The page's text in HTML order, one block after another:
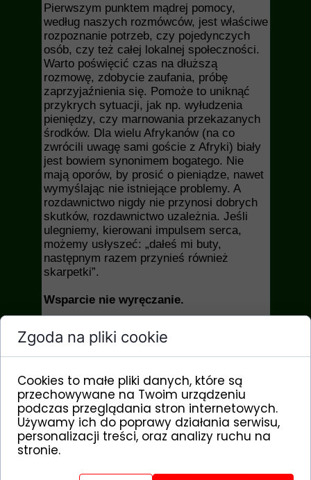
Pierwszym punktem mądrej pomocy,
według naszych rozmówców, jest właściwe
rozpoznanie potrzeb, czy pojedynczych
osób, czy też całej lokalnej społeczności.
Warto poświęcić czas na dłuższą
rozmowę, zdobycie zaufania, próbę
zaprzyjaźnienia się. Pomoże to uniknąć
przykrych sytuacji, jak np. wyłudzenia
pieniędzy, czy marnowania przekazanych
środków. Dla wielu Afrykanów (na co
zwrócili uwagę sami goście z Afryki) biały
jest bowiem synonimem bogatego. Nie
mają oporów, by prosić o pieniądze, nawet
wymyślając nie istniejące problemy. A
rozdawnictwo nigdy nie przynosi dobrych
skutków, rozdawnictwo uzależnia. Jeśli
ulegniemy, kierowani impulsem serca,
możemy usłyszeć: „dałeś mi buty,
następnym razem przynieś również
skarpetki”.
Wsparcie nie wyręczanie.
To kolejny, ważny punkt w drodze do
mądrego pomagania. Skuteczność naszej
pomocy uzależniona jest od
również samych beneficjentów w realizację
wspólnego celu. Mądra pomoc, która
zaprocentuje w przyszłości oparta jest na
współpracy. Jeśli beneficjenci pomocy
poczują współodpowiedzialność za
powodzenie projektu to szanse na jego
Zgoda na pliki cookie
Cookies to małe pliki danych, które są
przechowywane na Twoim urządzeniu
podczas przeglądania stron internetowych.
Używamy ich do poprawy działania serwisu,
personalizacji treści, oraz analizy ruchu na
stronie.